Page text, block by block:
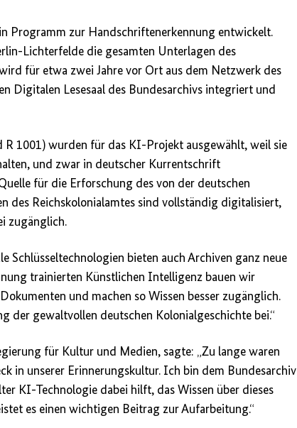
Programm zur Handschriftenerkennung entwickelt.
Lichterfelde die gesamten Unterlagen des
für etwa zwei Jahre vor Ort aus dem Netzwerk des
Digitalen Lesesaal des Bundesarchivs integriert und
R 1001) wurden für das KI-Projekt ausgewählt, weil sie
und zwar in deutscher Kurrentschrift
für die Erforschung des von der deutschen
des Reichskolonialamtes sind vollständig digitalisiert,
zugänglich.
Schlüsseltechnologien bieten auch Archiven ganz neue
trainierten Künstlichen Intelligenz bauen wir
und machen so Wissen besser zugänglich.
gewaltvollen deutschen Kolonialgeschichte bei.“
für Kultur und Medien, sagte: „Zu lange waren
in unserer Erinnerungskultur. Ich bin dem Bundesarchiv
KI-Technologie dabei hilft, das Wissen über dieses
es einen wichtigen Beitrag zur Aufarbeitung.“